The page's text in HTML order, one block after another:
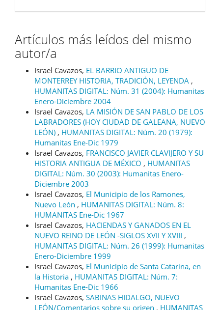
Artículos más leídos del mismo
autor/a
Israel Cavazos, EL BARRIO ANTIGUO DE
MONTERREY HISTORIA, TRADICIÓN, LEYENDA ,
HUMANITAS DIGITAL: Núm. 31 (2004): Humanitas
Enero-Diciembre 2004
Israel Cavazos, LA MISIÓN DE SAN PABLO DE LOS
LABRADORES (HOY CIUDAD DE GALEANA, NUEVO
LEÓN) , HUMANITAS DIGITAL: Núm. 20 (1979):
Humanitas Ene-Dic 1979
Israel Cavazos, FRANCISCO JAVIER CLAVIJERO Y SU
HISTORIA ANTIGUA DE MÉXICO , HUMANITAS
DIGITAL: Núm. 30 (2003): Humanitas Enero-
Diciembre 2003
Israel Cavazos, El Municipio de los Ramones,
Nuevo León , HUMANITAS DIGITAL: Núm. 8:
HUMANITAS Ene-Dic 1967
Israel Cavazos, HACIENDAS Y GANADOS EN EL
NUEVO REINO DE LEÓN -SIGLOS XVII Y XVIII ,
HUMANITAS DIGITAL: Núm. 26 (1999): Humanitas
Enero-Diciembre 1999
Israel Cavazos, El Municipio de Santa Catarina, en
la Historia , HUMANITAS DIGITAL: Núm. 7:
Humanitas Ene-Dic 1966
Israel Cavazos, SABINAS HIDALGO, NUEVO
LEÓN/Comentarios sobre su origen , HUMANITAS